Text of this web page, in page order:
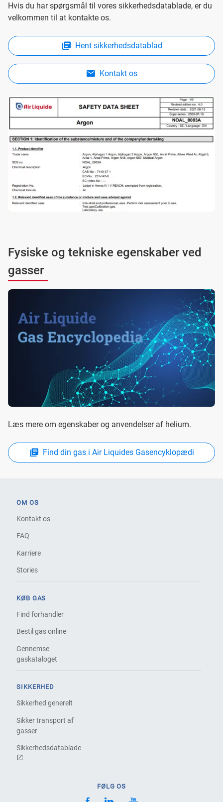
Hvis du har spørgsmål til vores sikkerhedsdatablade, er du
velkommen til at kontakte os.
Hent sikkerhedsdatablad
Kontakt os
Fysiske og tekniske egenskaber ved
gasser
Læs mere om egenskaber og anvendelser af helium.
Find din gas i Air Liquides Gasencyklopædi
OM OS
Kontakt os
FAQ
Karriere
Stories
KØB GAS
Find forhandler
Bestil gas online
Gennemse
gaskataloget
SIKKERHED
Sikkerhed generelt
Sikker transport af
gasser
Sikkerhedsdatablade
FØLG OS